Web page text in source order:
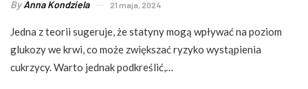
ByAnna Kondziela 21 maja, 2024
Jedna z teorii sugeruje, że statyny mogą wpływać na poziom
glukozy we krwi, co może zwiększać ryzyko wystąpienia
cukrzycy. Warto jednak podkreślić,…